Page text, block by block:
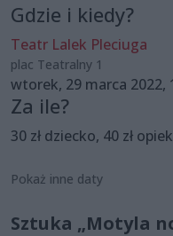
Gdzie i kiedy?
Teatr Lalek Pleciuga
plac Teatralny 1
wtorek, 29 marca 2022,
Za ile?
30 zł dziecko, 40 zł
Pokaż inne daty
Sztuka „Motyla